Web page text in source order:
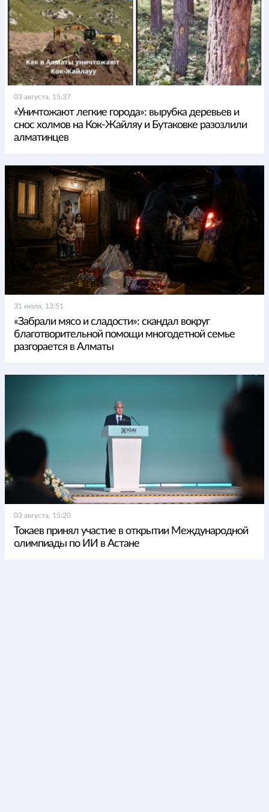
03 августа, 15:37
«Уничтожают легкие города»: вырубка деревьев и
снос холмов на Кок-Жайляу и Бутаковке разозлили
алматинцев
31 июля, 13:51
«Забрали мясо и сладости»: скандал вокруг
благотворительной помощи многодетной семье
разгорается в Алматы
03 августа, 15:20
Токаев принял участие в открытии Международной
олимпиады по ИИ в Астане